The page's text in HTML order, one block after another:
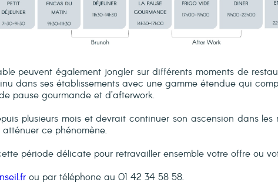
peuvent également jongler sur différents moments de
dans ses établissements avec une gamme étendue qui
pause gourmande et d’afterwork.
plusieurs mois et devrait continuer son ascension dans
ce phénomène.
période délicate pour retravailler ensemble votre offre ou
ou par téléphone au 01 42 34 58 58.